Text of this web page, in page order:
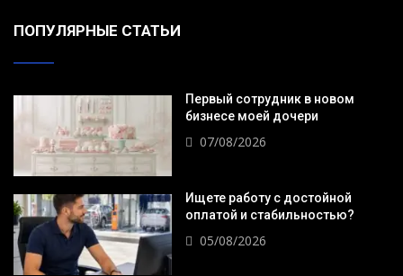
ПОПУЛЯРНЫЕ СТАТЬИ
Первый сотрудник в новом
бизнесе моей дочери
07/08/2026
Ищете работу с достойной
оплатой и стабильностью?
05/08/2026